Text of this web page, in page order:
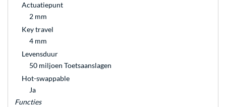
Actuatiepunt
2 mm
Key travel
4 mm
Levensduur
50 miljoen Toetsaanslagen
Hot-swappable
Ja
Functies